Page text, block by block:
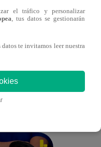
puede
el tráfico y personalizar
, tus datos se gestionarán
te invitamos leer nuestra